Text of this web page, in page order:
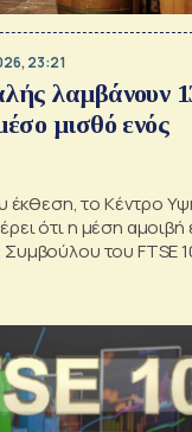
23:21
λαμβάνουν
μισθό ενός
έκθεση, το Κέντρο
ότι η μέση αμοιβή
του FTSE